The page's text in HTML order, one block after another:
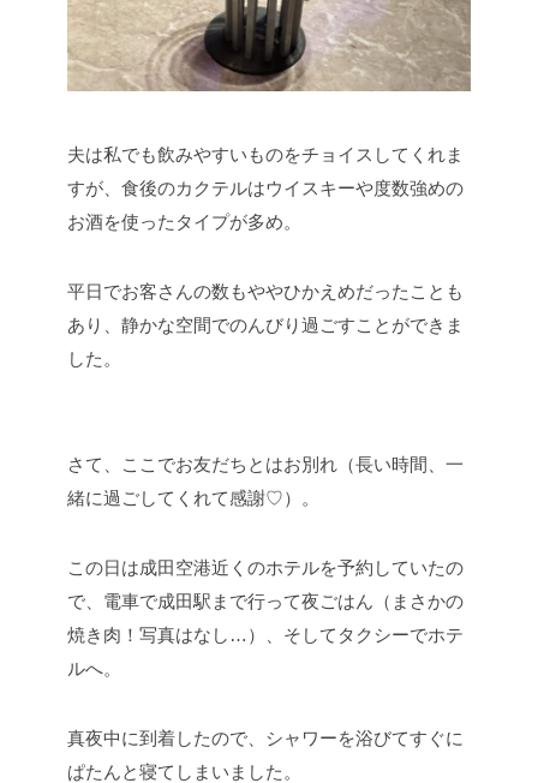
夫は私でも飲みやすいものをチョイスしてくれま
すが、食後のカクテルはウイスキーや度数強めの
お酒を使ったタイプが多め。
平日でお客さんの数もややひかえめだったことも
あり、静かな空間でのんびり過ごすことができま
した。
さて、ここでお友だちとはお別れ（長い時間、一
緒に過ごしてくれて感謝♡）。
この日は成田空港近くのホテルを予約していたの
で、電車で成田駅まで行って夜ごはん（まさかの
焼き肉！写真はなし…）、そしてタクシーでホテ
ルへ。
真夜中に到着したので、シャワーを浴びてすぐに
ぱたんと寝てしまいました。